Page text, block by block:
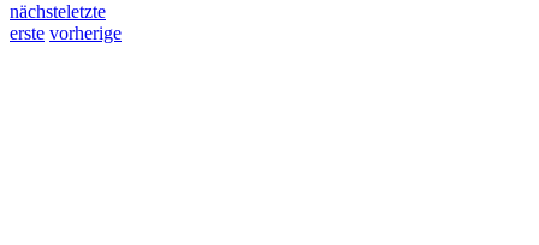
nächsteletzte
erste vorherige